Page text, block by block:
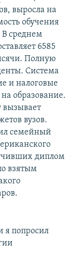
выросла на
обучения
В среднем
6585
Полную
Система
и налоговые
образование.
вызывает
вузов.
семейный
диплом
взятым
я попросил